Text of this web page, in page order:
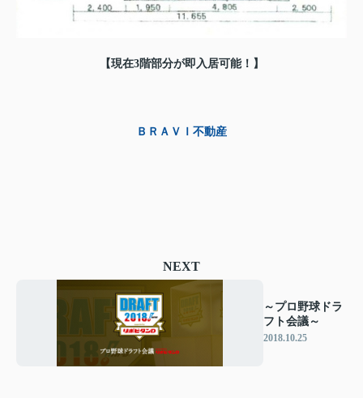
【現在3階部分が即入居可能！】
ＢＲＡＶＩ不動産
NEXT
～プロ野球ドラ
フト会議～
2018.10.25